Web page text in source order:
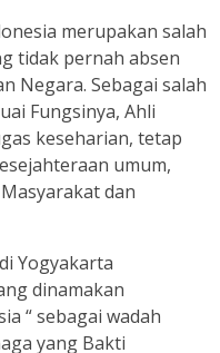
merupakan salah
tidak pernah absen
Negara. Sebagai salah
Fungsinya, Ahli
keseharian, tetap
umum,
dan
Yogyakarta
dinamakan
“ sebagai wadah
yang Bakti